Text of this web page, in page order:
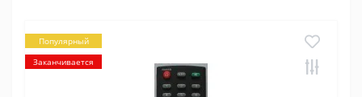
Популярный
Заканчивается